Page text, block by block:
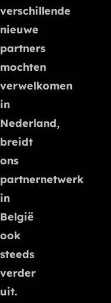
verschillende
nieuwe
partners
mochten
verwelkomen
in
Nederland,
breidt
ons
partnernetwerk
in
België
ook
steeds
verder
uit.